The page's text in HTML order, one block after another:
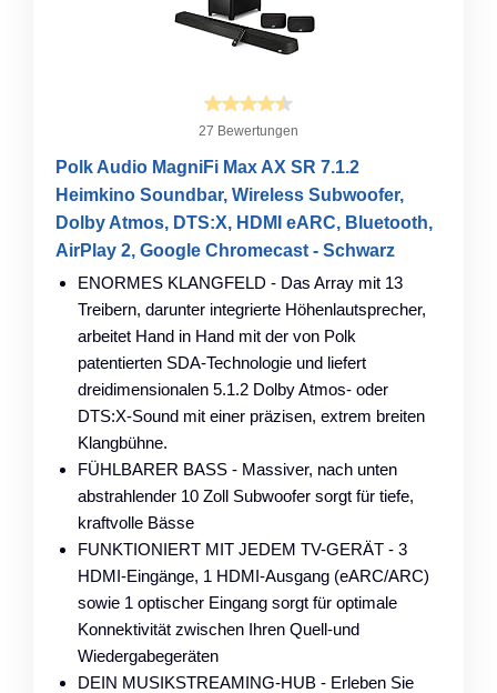
27 Bewertungen
Polk Audio MagniFi Max AX SR 7.1.2
Heimkino Soundbar, Wireless Subwoofer,
Dolby Atmos, DTS:X, HDMI eARC, Bluetooth,
AirPlay 2, Google Chromecast - Schwarz
ENORMES KLANGFELD - Das Array mit 13
Treibern, darunter integrierte Höhenlautsprecher,
arbeitet Hand in Hand mit der von Polk
patentierten SDA-Technologie und liefert
dreidimensionalen 5.1.2 Dolby Atmos- oder
DTS:X-Sound mit einer präzisen, extrem breiten
Klangbühne.
FÜHLBARER BASS - Massiver, nach unten
abstrahlender 10 Zoll Subwoofer sorgt für tiefe,
kraftvolle Bässe
FUNKTIONIERT MIT JEDEM TV-GERÄT - 3
HDMI-Eingänge, 1 HDMI-Ausgang (eARC/ARC)
sowie 1 optischer Eingang sorgt für optimale
Konnektivität zwischen Ihren Quell-und
Wiedergabegeräten
DEIN MUSIKSTREAMING-HUB - Erleben Sie